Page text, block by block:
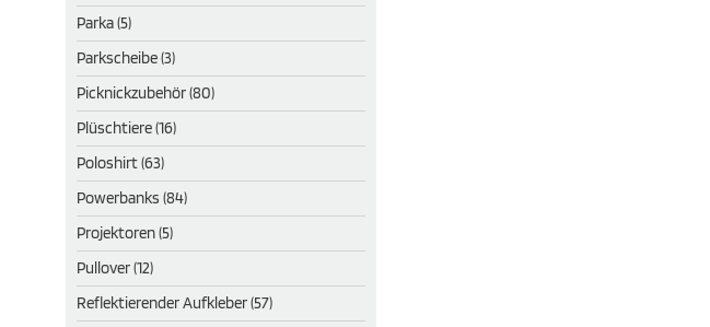
Parka (5)
Parkscheibe (3)
Picknickzubehör (80)
Plüschtiere (16)
Poloshirt (63)
Powerbanks (84)
Projektoren (5)
Pullover (12)
Reflektierender Aufkleber (57)